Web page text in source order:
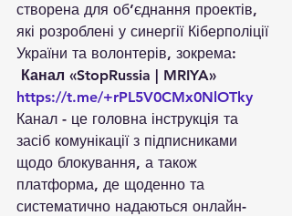
створена для об’єднання проектів,
які розроблені у синергії Кіберполіції
України та волонтерів, зокрема:
Канал «StopRussia | MRIYA»
https://t.me/+rPL5V0CMx0NlOTky
Канал - це головна інструкція та
засіб комунікації з підписниками
щодо блокування, а також
платформа, де щоденно та
систематично надаються онлайн-